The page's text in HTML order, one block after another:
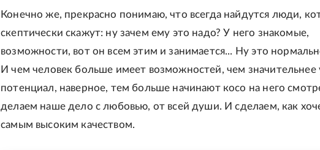
Конечно же, прекрасно понимаю, что всегда найдутся люди,
скептически скажут: ну зачем ему это надо? У него знакомые,
возможности, вот он всем этим и занимается... Ну это
И чем человек больше имеет возможностей, чем значительнее
потенциал, наверное, тем больше начинают косо на него
делаем наше дело с любовью, от всей души. И сделаем, как
самым высоким качеством.